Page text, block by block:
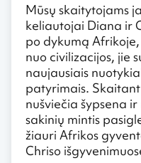
Mūsų skaitytojams
keliautojai Diana ir
po dykumą
nuo civilizacijos, jie
naujausiais
patyrimais.
nušviečia šypsena
sakinių mintis
žiauri Afrikos
Chriso